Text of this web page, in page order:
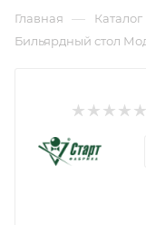
Главная — Каталог
Бильярдный стол